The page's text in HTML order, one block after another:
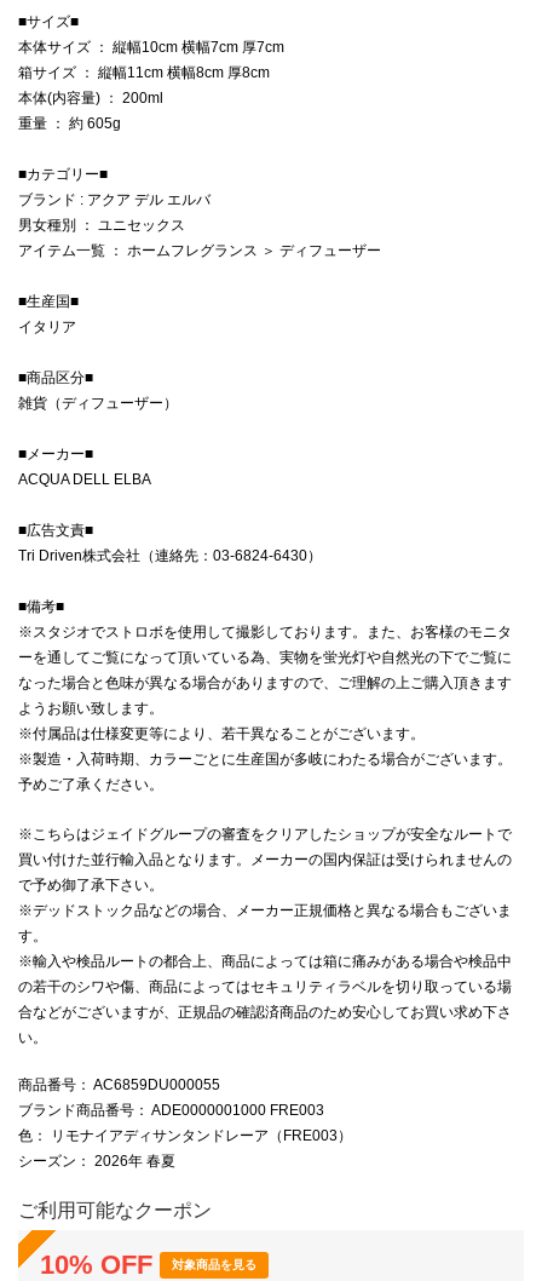
■サイズ■
本体サイズ ： 縦幅10cm 横幅7cm 厚7cm
箱サイズ ： 縦幅11cm 横幅8cm 厚8cm
本体(内容量) ： 200ml
重量 ： 約 605g
■カテゴリー■
ブランド : アクア デル エルバ
男女種別 ： ユニセックス
アイテム一覧 ： ホームフレグランス ＞ ディフューザー
■生産国■
イタリア
■商品区分■
雑貨（ディフューザー）
■メーカー■
ACQUA DELL ELBA
■広告文責■
Tri Driven株式会社（連絡先：03-6824-6430）
■備考■
※スタジオでストロボを使用して撮影しております。また、お客様のモニタ
ーを通してご覧になって頂いている為、実物を蛍光灯や自然光の下でご覧に
なった場合と色味が異なる場合がありますので、ご理解の上ご購入頂きます
ようお願い致します。
※付属品は仕様変更等により、若干異なることがございます。
※製造・入荷時期、カラーごとに生産国が多岐にわたる場合がございます。
予めご了承ください。
※こちらはジェイドグループの審査をクリアしたショップが安全なルートで
買い付けた並行輸入品となります。メーカーの国内保証は受けられませんの
で予め御了承下さい。
※デッドストック品などの場合、メーカー正規価格と異なる場合もございま
す。
※輸入や検品ルートの都合上、商品によっては箱に痛みがある場合や検品中
の若干のシワや傷、商品によってはセキュリティラベルを切り取っている場
合などがございますが、正規品の確認済商品のため安心してお買い求め下さ
い。
商品番号 ： AC6859DU000055
ブランド商品番号 ： ADE0000001000 FRE003
色 ： リモナイアディサンタンドレーア（FRE003）
シーズン ： 2026年 春夏
ご利用可能なクーポン
10% OFF 対象商品を見る